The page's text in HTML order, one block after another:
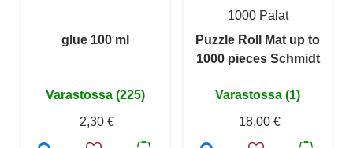
glue 100 ml
Varastossa (225)
2,30 €
1000 Palat
Puzzle Roll Mat up to
1000 pieces Schmidt
Varastossa (1)
18,00 €